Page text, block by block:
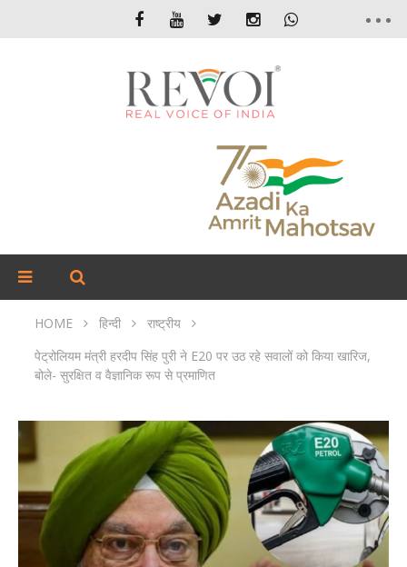
HOME हिन्दी
राष्ट्रीय
पेट्रोलियम मंत्री हरदीप सिंह पुरी ने E20 पर उठ रहे सवालों को किया खारिज,
बोले- सुरक्षित व वैज्ञानिक रूप से प्रमाणित